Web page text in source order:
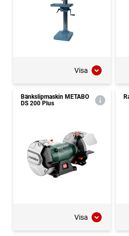
Visa
Bänkslipmaskin METABO
DS 200 Plus
Visa